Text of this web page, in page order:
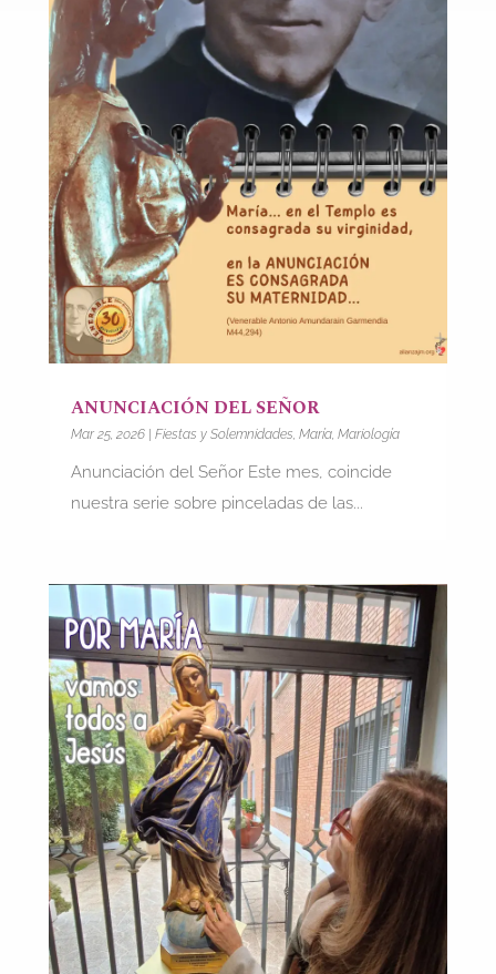
ANUNCIACIÓN DEL SEÑOR
Mar 25, 2026| Fiestas y Solemnidades, María, Mariología
Anunciación del Señor Este mes, coincide
nuestra serie sobre pinceladas de las...